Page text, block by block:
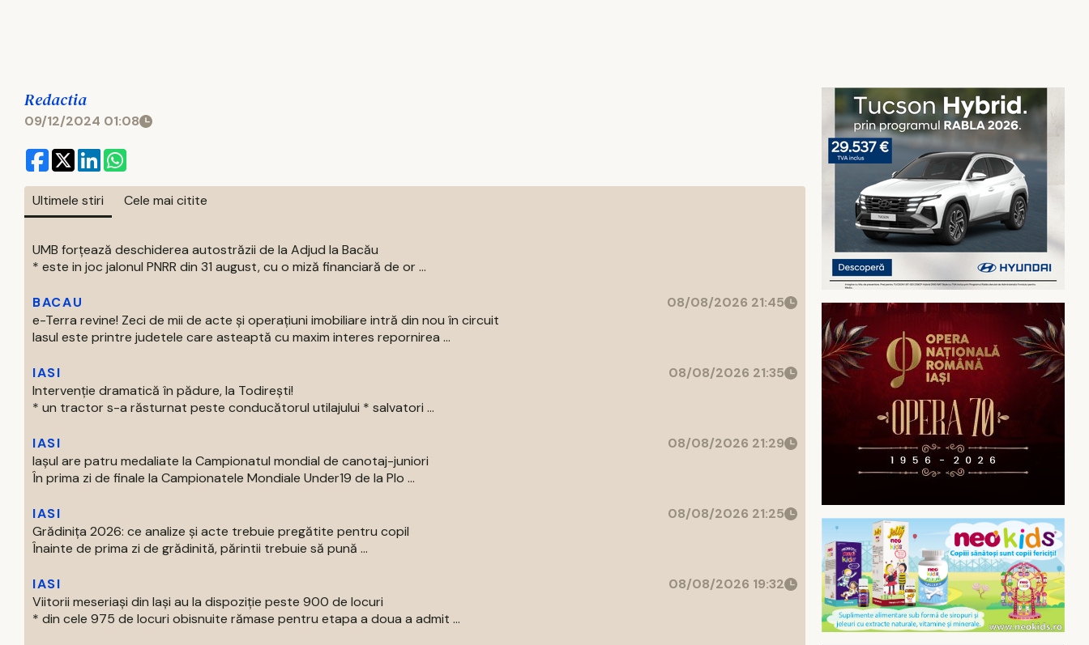
Redactia
09/12/2024 01:08
Ultimele stiri Cele mai citite
UMB forțează deschiderea autostrăzii de la Adjud la Bacău
* este in joc jalonul PNRR din 31 august, cu o miză financiară de or ...
BACAU
08/08/2026 21:45
e-Terra revine! Zeci de mii de acte și operațiuni imobiliare intră din nou în circuit
Iasul este printre judetele care asteaptă cu maxim interes repornirea ...
IASI
08/08/2026 21:35
Intervenție dramatică în pădure, la Todirești!
* un tractor s-a răsturnat peste conducătorul utilajului * salvatori ...
IASI
08/08/2026 21:29
Iaşul are patru medaliate la Campionatul mondial de canotaj-juniori
În prima zi de finale la Campionatele Mondiale Under19 de la Plo ...
IASI
08/08/2026 21:25
Grădinița 2026: ce analize și acte trebuie pregătite pentru copil
Înainte de prima zi de grădinită, părintii trebuie să pună ...
IASI
08/08/2026 19:32
Viitorii meseriași din Iași au la dispoziție peste 900 de locuri
* din cele 975 de locuri obisnuite rămase pentru etapa a doua a admit ...